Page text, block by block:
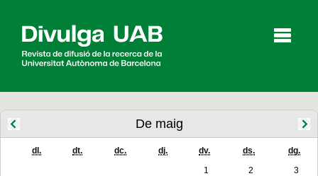
Articles Entrevistes Vídeos
De maig
dl. dt. dc. dj. dv. ds. dg.
1 2
3